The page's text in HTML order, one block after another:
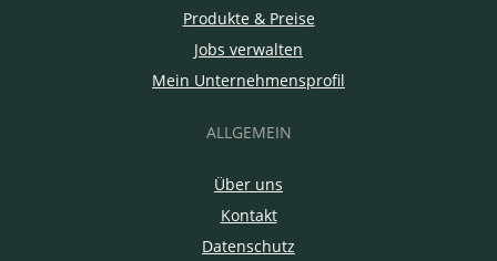
Produkte & Preise
Jobs verwalten
Mein Unternehmensprofil
ALLGEMEIN
Über uns
Kontakt
Datenschutz